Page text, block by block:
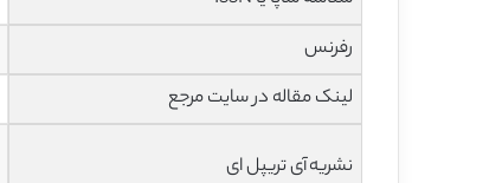
رفرنس
لینک مقاله در سایت مرجع
نشریه آی تریپل ای